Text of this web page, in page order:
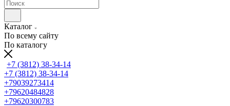
Каталог
По всему сайту
По каталогу
+7 (3812) 38-34-14
+7 (3812) 38-34-14
+79039273414
+79620484828
+79620300783